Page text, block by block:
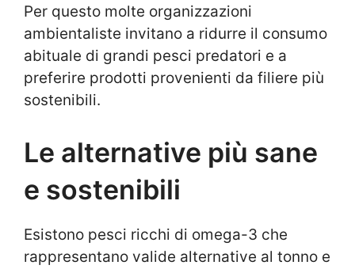
Per questo molte organizzazioni
ambientaliste invitano a ridurre il consumo
abituale di grandi pesci predatori e a
preferire prodotti provenienti da filiere più
sostenibili.
Le alternative più sane
e sostenibili
Esistono pesci ricchi di omega-3 che
rappresentano valide alternative al tonno e